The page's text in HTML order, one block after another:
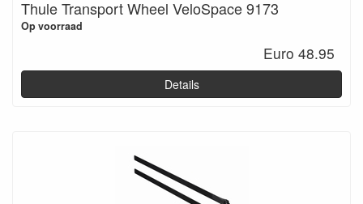
Thule Transport Wheel VeloSpace 9173
Op voorraad
Euro 48.95
Details